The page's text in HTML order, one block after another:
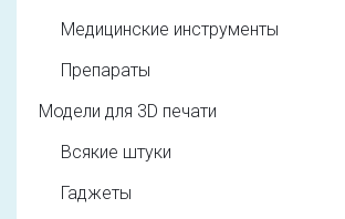
Медицинские инструменты
Препараты
Модели для 3D печати
Всякие штуки
Гаджеты